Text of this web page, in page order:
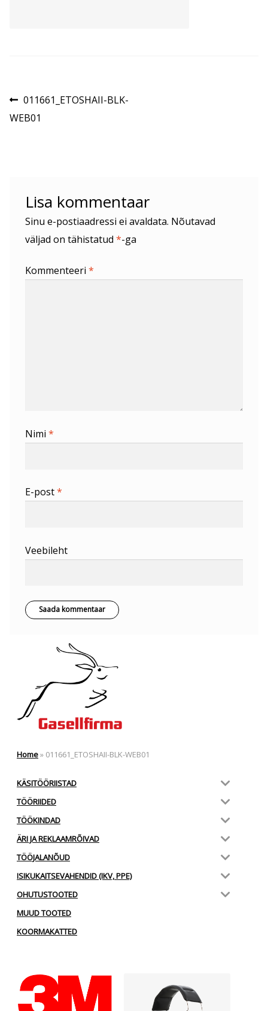
Navigeerimine
Eelmine
postitus:
011661_ETOSHAII-BLK-
WEB01
Lisa kommentaar
Sinu e-postiaadressi ei avaldata. Nõutavad
väljad on tähistatud *-ga
Kommenteeri *
Nimi *
E-post*
Veebileht
Home» 011661_ETOSHAII-BLK-WEB01
KÄSITÖÖRIISTAD
TÖÖRIIDED
TÖÖKINDAD
ÄRI JA REKLAAMRÕIVAD
TÖÖJALANÕUD
ISIKUKAITSEVAHENDID (IKV, PPE)
OHUTUSTOOTED
MUUD TOOTED
KOORMAKATTED